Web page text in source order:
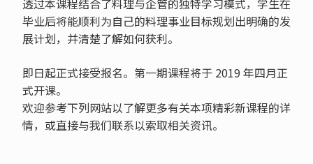
透过本课程结合了料理与企管的独特学习模式，学生在
毕业后将能顺利为自己的料理事业目标规划出明确的发
展计划，并清楚了解如何获利。
即日起正式接受报名。第一期课程将于 2019 年四月正
式开课。
欢迎参考下列网站以了解更多有关本项精彩新课程的详
情，或直接与我们联系以索取相关资讯。